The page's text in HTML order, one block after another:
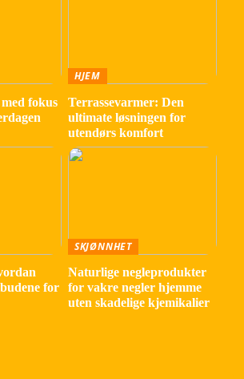
fokus
HJEM
Terrassevarmer: Den
ultimate løsningen for
utendørs komfort
for
SKJØNNHET
Naturlige negleprodukter
for vakre negler hjemme
uten skadelige kjemikalier